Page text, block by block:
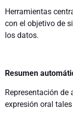
Herramientas
con el objetivo de
los datos.
Resumen
Representación de
expresión oral